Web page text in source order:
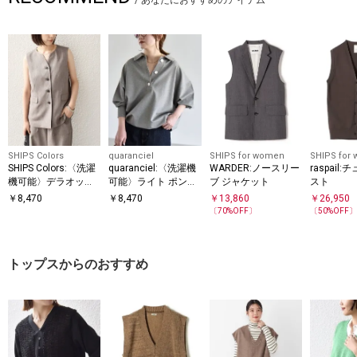
SHIPS Colors
SHIPS Colors:〈洗濯
機可能〉デラオック
ス スキッパー ジレ
￥ 8,470
quaranciel
quaranciel:〈洗濯機
可能〉ライト ポンチ
ドロスト ポロ プルオ
￥8,470
SHIPS for women
WARDER:ノースリー
ブ ジャケット
￥ 13,860
〔70%OFF〕
SHIPS for
raspail:チ
スト
￥26,950
〔50%OFF〕
トップスからのおすすめ